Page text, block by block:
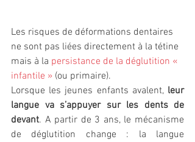
Les risques de déformations dentaires
ne sont pas liées directement à la tétine
mais à la persistance de la déglutition «
infantile » (ou primaire).
Lorsque les jeunes enfants avalent, leur
langue va s’appuyer sur les dents de
devant. A partir de 3 ans, le mécanisme
de déglutition change : la langue